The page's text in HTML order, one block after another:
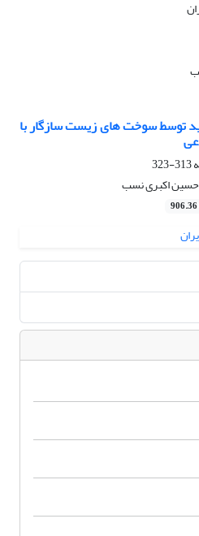
توسط سوخت های زیست سازگار با
313-323
حسین اکبری نسب